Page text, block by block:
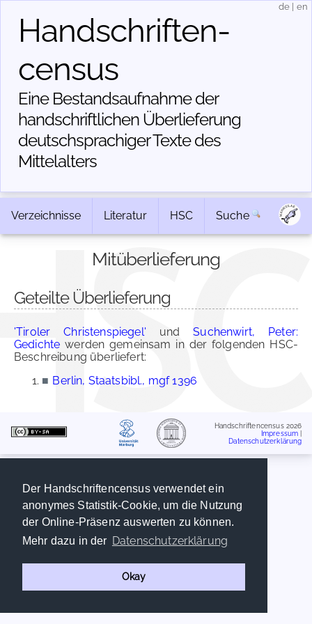
Der Handschriftencensus verwendet ein
anonymes Statistik-Cookie, um die Nutzung
der Online-Präsenz auswerten zu können.
Mehr dazu in der Datenschutzerklärung
Okay
Handschriften­
census
Eine Bestandsaufnahme der
handschriftlichen Über­lieferung
deutschsprachiger Texte des
Mittelalters
de en
Verzeichnisse Literatur HSC Suche
Mitüberlieferung
Geteilte Überlieferung
'Tiroler Christenspiegel' undSuchenwirt, Peter:
Gedichte werden gemeinsam in der folgenden HSC-
Beschreibung überliefert:
■ Berlin, Staatsbibl., mgf 1396
Handschriftencensus 2026
Impressum
Datenschutzerklärung